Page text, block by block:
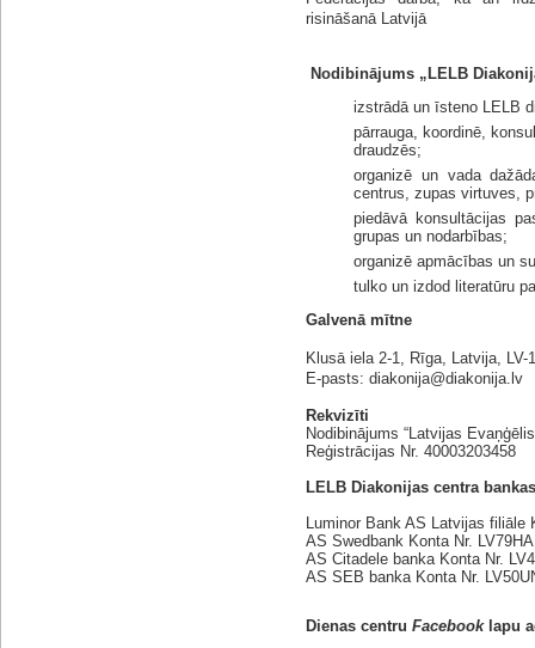
risināšanā Latvijā
Nodibinājums „LELB
izstrādā un īsteno LELB
pārrauga, koordinē,
draudzēs;
organizē un vada
centrus, zupas virtuves,
piedāvā konsultācijas
grupas un nodarbības;
organizē apmācības un
tulko un izdod literatūru
Galvenā mītne
Klusā iela 2-1, Rīga, Latvija,
E-pasts: diakonija@diakonija.lv
Rekvizīti
Nodibinājums “Latvijas
Reģistrācijas Nr. 40003203458
LELB Diakonijas centra
Luminor Bank AS Latvijas filiāle
AS Swedbank Konta Nr.
AS Citadele banka Konta Nr.
AS SEB banka Konta Nr.
Dienas centru Facebook lapu